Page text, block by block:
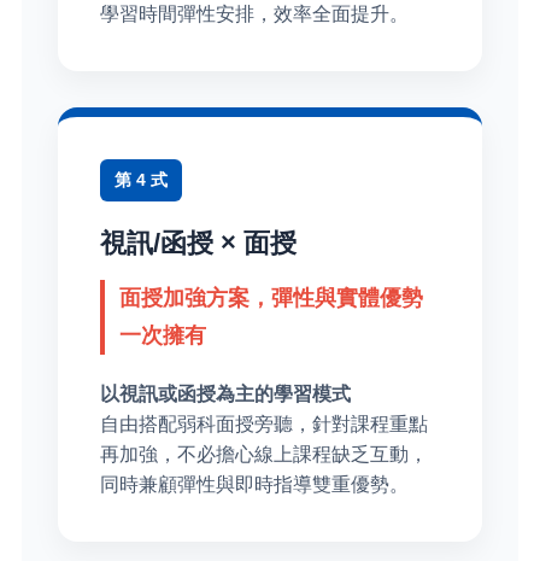
學習時間彈性安排，效率全面提升。
第 4 式
視訊/函授 × 面授
面授加強方案，彈性與實體優勢
一次擁有
以視訊或函授為主的學習模式
自由搭配弱科面授旁聽，針對課程重點
再加強，不必擔心線上課程缺乏互動，
同時兼顧彈性與即時指導雙重優勢。